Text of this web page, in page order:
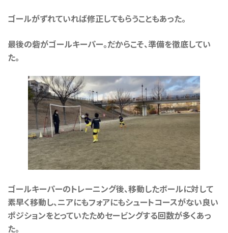
ゴールがずれていれば修正してもらうこともあった。
最後の砦がゴールキーパー。だからこそ、準備を徹底してい
た。
ゴールキーパーのトレーニング後、移動したボールに対して
素早く移動し、ニアにもフォアにもシュートコースがない良い
ポジションをとっていたためセービングする回数が多くあっ
た。